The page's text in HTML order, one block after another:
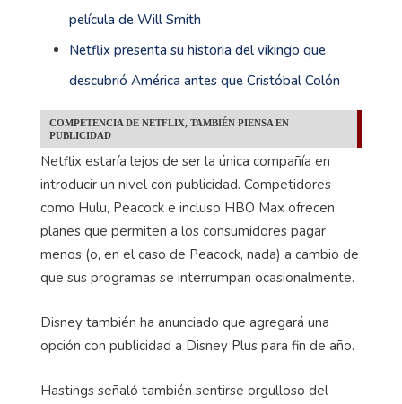
película de Will Smith
Netflix presenta su historia del vikingo que
descubrió América antes que Cristóbal Colón
COMPETENCIA DE NETFLIX, TAMBIÉN PIENSA EN
PUBLICIDAD
Netflix estaría lejos de ser la única compañía en
introducir un nivel con publicidad. Competidores
como Hulu, Peacock e incluso HBO Max ofrecen
planes que permiten a los consumidores pagar
menos (o, en el caso de Peacock, nada) a cambio de
que sus programas se interrumpan ocasionalmente.
Disney también ha anunciado que agregará una
opción con publicidad a Disney Plus para fin de año.
Hastings señaló también sentirse orgulloso del